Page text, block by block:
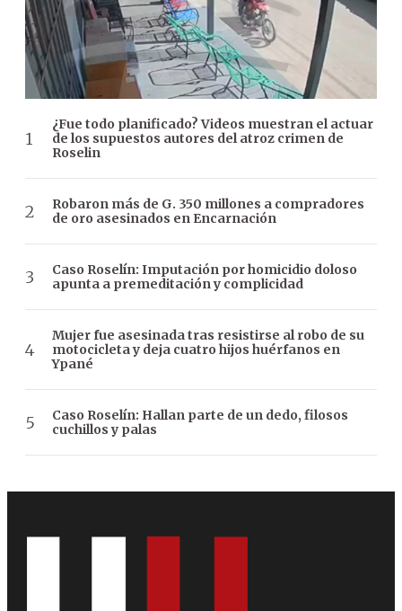
¿Fue todo planificado? Videos muestran el actuar
de los supuestos autores del atroz crimen de
Roselin
Robaron más de G. 350 millones a compradores
de oro asesinados en Encarnación
Caso Roselín: Imputación por homicidio doloso
apunta a premeditación y complicidad
Mujer fue asesinada tras resistirse al robo de su
motocicleta y deja cuatro hijos huérfanos en
Ypané
Caso Roselín: Hallan parte de un dedo, filosos
cuchillos y palas